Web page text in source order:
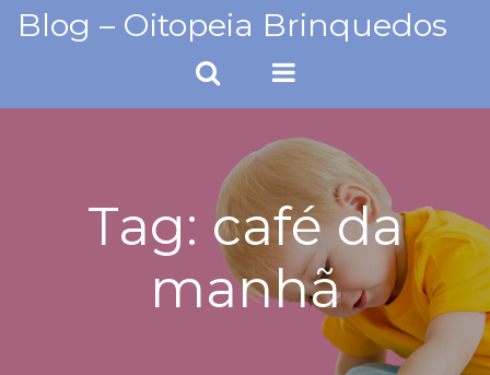
SkipBlog – Oitopeia Brinquedos
Tag: café da
manhã